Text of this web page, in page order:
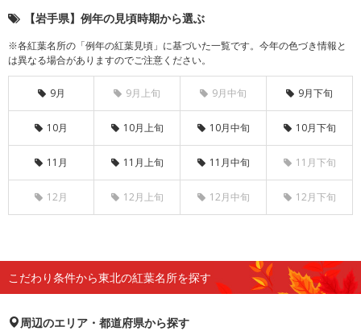
【岩手県】例年の見頃時期から選ぶ
※各紅葉名所の「例年の紅葉見頃」に基づいた一覧です。今年の色づき情報と
は異なる場合がありますのでご注意ください。
9月 9月上旬 9月中旬 9月下旬
10月 10月上旬 10月中旬 10月下旬
11月 11月上旬 11月中旬 11月下旬
12月 12月上旬 12月中旬 12月下旬
こだわり条件から東北の紅葉名所を探す
周辺のエリア・都道府県から探す